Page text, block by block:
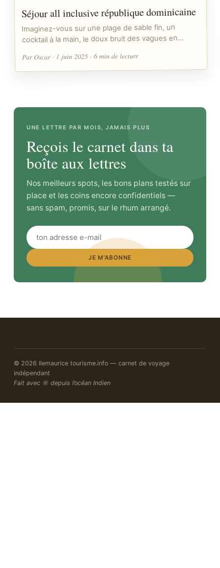
Séjour all inclusive république dominicaine
Imaginez-vous sur une plage de sable fin, un
cocktail à la main, le doux bruit des vagues en…
Par Oscar · 1 juin 2025 · 6 min de lecture
UNE LETTRE PAR MOIS, JAMAIS PLUS
Reçois le carnet dans ta
boîte aux lettres
Nos meilleurs spots, les bons plans testés sur
place et les coins encore confidentiels —
sans spam, promis, sur le rhum arrangé.
JE M’ABONNE
© 2026 Ilemaurice tourisme.info — carnet de voyage
indépendant
Fait avec ☼ depuis l’océan Indien